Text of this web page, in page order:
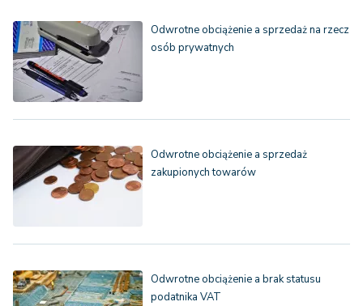
Odwrotne obciążenie a sprzedaż na rzecz
osób prywatnych
Odwrotne obciążenie a sprzedaż
zakupionych towarów
Odwrotne obciążenie a brak statusu
podatnika VAT